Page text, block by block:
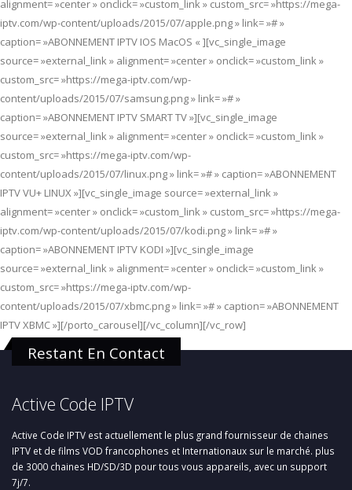
alignment= »center » onclick= »custom_link » custom_src= »https://mega-
iptv.com/wp-content/uploads/2015/07/apple.png » link= »# »
caption= »ABONNEMENT IPTV IOS MacOS « ][vc_single_image
source= »external_link » alignment= »center » onclick= »custom_link »
custom_src= »https://mega-iptv.com/wp-
content/uploads/2015/07/samsung.png » link= »# »
caption= »ABONNEMENT IPTV SMART TV »][vc_single_image
source= »external_link » alignment= »center » onclick= »custom_link »
custom_src= »https://mega-iptv.com/wp-
content/uploads/2015/07/linux.png » link= »# » caption= »ABONNEMENT
IPTV VU+ LINUX »][vc_single_image source= »external_link »
alignment= »center » onclick= »custom_link » custom_src= »https://mega-
iptv.com/wp-content/uploads/2015/07/kodi.png » link= »# »
caption= »ABONNEMENT IPTV KODI »][vc_single_image
source= »external_link » alignment= »center » onclick= »custom_link »
custom_src= »https://mega-iptv.com/wp-
content/uploads/2015/07/xbmc.png » link= »# » caption= »ABONNEMENT
IPTV XBMC »][/porto_carousel][/vc_column][/vc_row]
Restant En Contact
Active Code IPTV
Active Code IPTV est actuellement le plus grand fournisseur de chaines
IPTV et de films VOD francophones et Internationaux sur le marché. plus
de 3000 chaines HD/SD/3D pour tous vous appareils, avec un support
7j/7.